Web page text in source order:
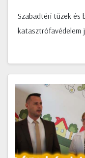
Szabadtéri tüzek és